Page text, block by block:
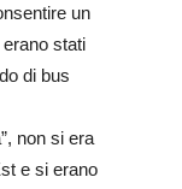
un
stati
di bus
non si era
e si erano